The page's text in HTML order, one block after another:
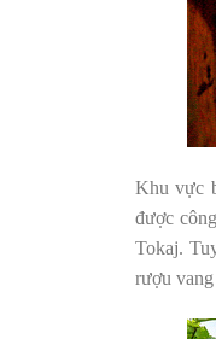
Khu vực
được
Tokaj.
rượu